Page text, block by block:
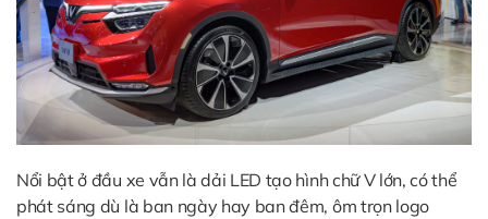
Nổi bật ở đầu xe vẫn là dải LED tạo hình chữ V lớn, có thể
phát sáng dù là ban ngày hay ban đêm, ôm trọn logo